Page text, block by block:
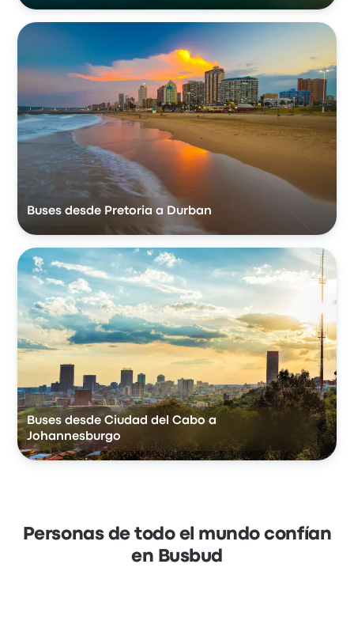
Buses desde Pretoria a Durban
Buses desde Ciudad del Cabo a
Johannesburgo
Personas de todo el mundo confían
en Busbud